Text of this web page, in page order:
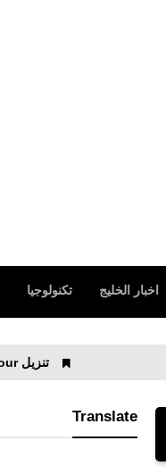
اخبار الخليج تكنولوجيا
Translate